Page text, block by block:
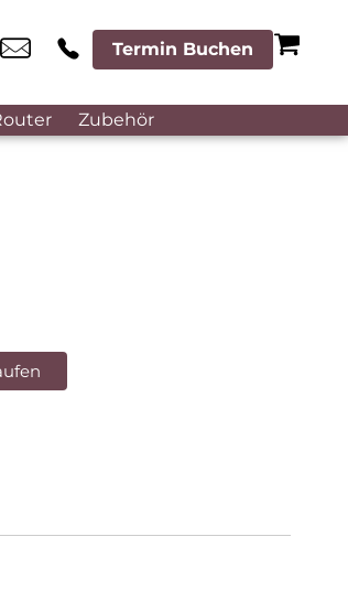
Termin Buchen
Zubehör